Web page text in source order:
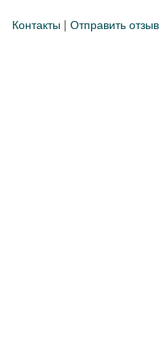
Контакты | Отправить отзыв